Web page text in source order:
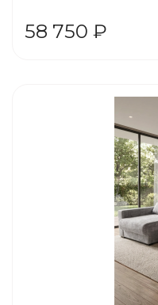
58 750 ₽